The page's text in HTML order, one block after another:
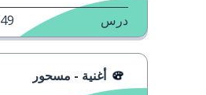
درس 49
أغنية - مسحور